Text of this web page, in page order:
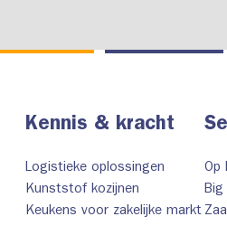
Kennis & kracht
Logistieke oplossingen
Kunststof kozijnen
Keukens voor zakelijke markt
Op
Big